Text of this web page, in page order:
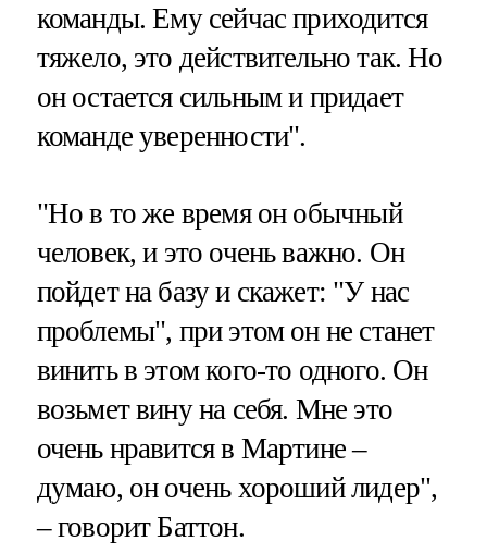
команды. Ему сейчас приходится
тяжело, это действительно так. Но
он остается сильным и придает
команде уверенности".
"Но в то же время он обычный
человек, и это очень важно. Он
пойдет на базу и скажет: "У нас
проблемы", при этом он не станет
винить в этом кого-то одного. Он
возьмет вину на себя. Мне это
очень нравится в Мартине –
думаю, он очень хороший лидер",
– говорит Баттон.